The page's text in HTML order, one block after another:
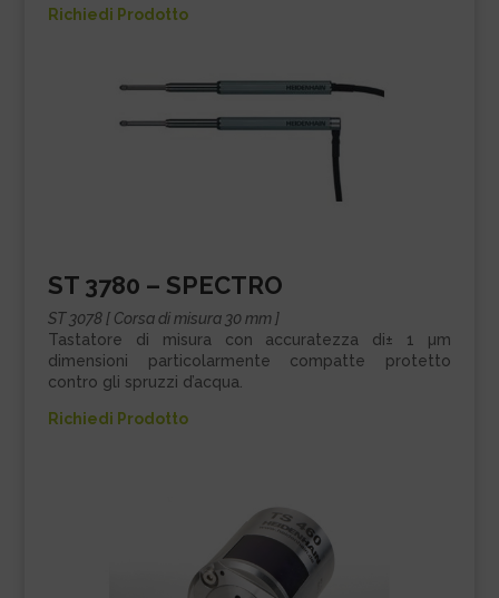
Richiedi Prodotto
ST 3780 – SPECTRO
ST 3078 [ Corsa di misura 30 mm ]
Tastatore di misura con accuratezza di± 1 µm
dimensioni particolarmente compatte protetto
contro gli spruzzi d’acqua.
Richiedi Prodotto